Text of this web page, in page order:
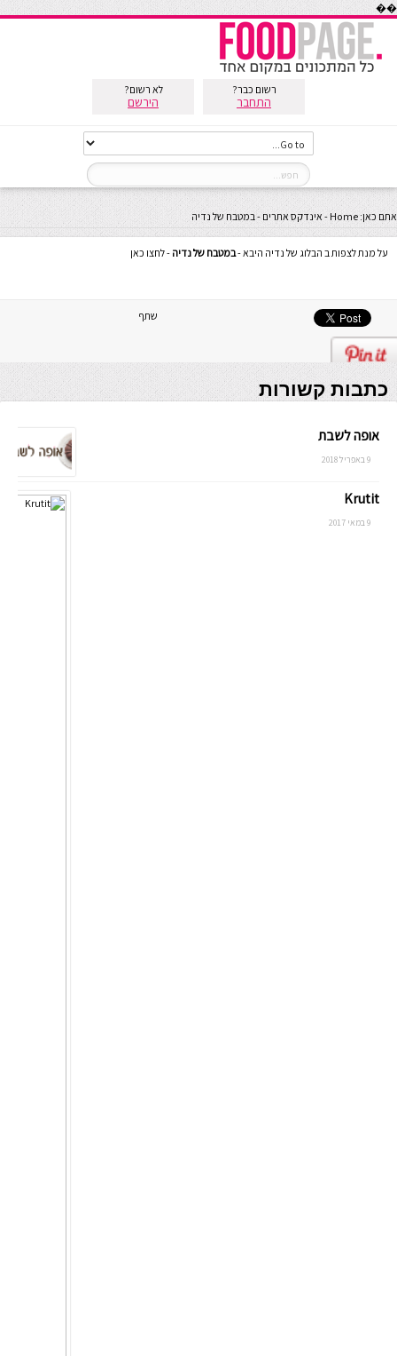
��
רשום כבר?
התחבר
לא רשום?
הירשם
אתם כאן: Home
- אינדקס אתרים -במטבח של נדיה
על מנת לצפות ב הבלוג של נדיה היבא -במטבח של נדיה - לחצו כאן
שתף
כתבות קשורות
אופה לשבת
9 באפריל 2018
Krutit
9 במאי 2017